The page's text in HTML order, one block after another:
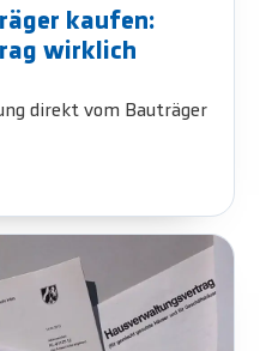
kaufen:
wirklich
direkt vom Bauträger